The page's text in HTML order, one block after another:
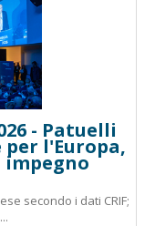
- Patuelli
per l'Europa,
impegno
secondo i dati CRIF;